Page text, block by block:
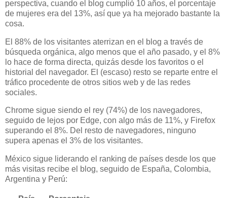
perspectiva, cuando el blog cumplió 10 años, el porcentaje
de mujeres era del 13%, así que ya ha mejorado bastante la
cosa.
El 88% de los visitantes aterrizan en el blog a través de
búsqueda orgánica, algo menos que el año pasado, y el 8%
lo hace de forma directa, quizás desde los favoritos o el
historial del navegador. El (escaso) resto se reparte entre el
tráfico procedente de otros sitios web y de las redes
sociales.
Chrome sigue siendo el rey (74%) de los navegadores,
seguido de lejos por Edge, con algo más de 11%, y Firefox
superando el 8%. Del resto de navegadores, ninguno
supera apenas el 3% de los visitantes.
México sigue liderando el ranking de países desde los que
más visitas recibe el blog, seguido de España, Colombia,
Argentina y Perú: